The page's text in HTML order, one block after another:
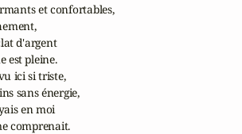
et confortables,
d'argent
est pleine.
ici si triste,
sans énergie,
en moi
comprenait.